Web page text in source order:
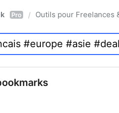
Pro / Outils pour Freelances